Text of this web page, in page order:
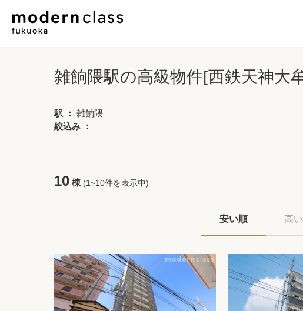
雑餉隈駅の高級物件[西鉄天神大
駅 ： 雑餉隈
絞込み ：
10 棟 (1~10件を表示中)
安い順 高